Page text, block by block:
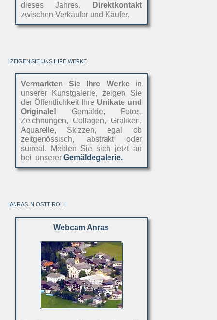
dieses Jahres.
Direktkontakt
zwischen Verkäufer und Käufer.
| ZEIGEN SIE UNS IHRE WERKE |
Vermarkten Sie Ihre Werkein
unserer Kunstgalerie, zeigen Sie
der Öffentlichkeit Ihre Unikate und
Originale! Gemälde, Fotos,
Zeichnungen, Collagen, Grafiken,
Aquarelle, Skizzen, egal ob
zeitgenössisch, abstrakt oder
surreal. Melden Sie sich jetzt an
bei unserer Gemäldegalerie.
| ANRAS IN OSTTIROL |
Webcam Anras